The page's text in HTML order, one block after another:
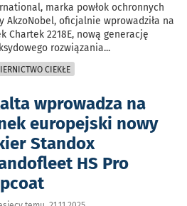
marka powłok ochronnych
AkzoNobel, oficjalnie wprowadziła na
Chartek 2218E, nową generację
rozwiązania...
CIEKŁE
wprowadza na
europejski nowy
Standox
HS Pro